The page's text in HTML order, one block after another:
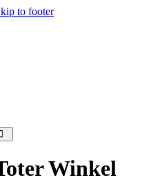
to footer
Winkel